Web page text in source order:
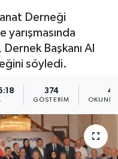
Derneği
yarışmasında
Başkanı Al
söyledi.
374
GÖSTERIM
4